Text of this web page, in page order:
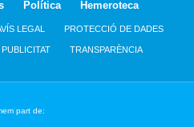
Política Hemeroteca
LEGAL PROTECCIÓ DE DADES
PUBLICITAT TRANSPARÈNCIA
part de: